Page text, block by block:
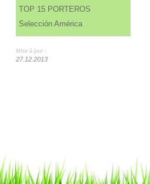
TOP 15 PORTEROS
Selección América
Mise à jour :
27.12.2013